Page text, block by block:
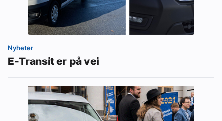
Nyheter
E-Transit er på vei